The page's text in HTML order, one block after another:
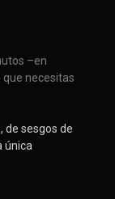
–en
necesitas
de sesgos de
única